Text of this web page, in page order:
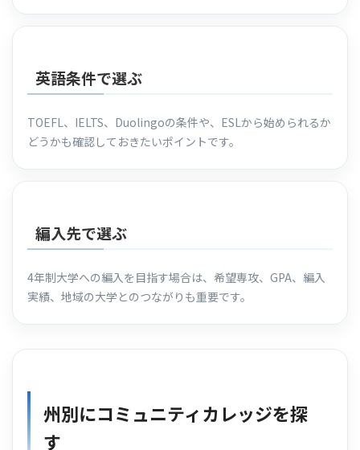
英語条件で選ぶ
TOEFL、IELTS、Duolingoの条件や、ESLから始められるか
どうかも確認しておきたいポイントです。
編入先で選ぶ
4年制大学への編入を目指す場合は、希望専攻、GPA、編入
実績、地域の大学とのつながりも重要です。
州別にコミュニティカレッジを探
す